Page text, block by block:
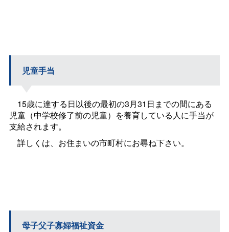
児童手当
15歳に達する日以後の最初の3月31日までの間にある
児童（中学校修了前の児童）を養育している人に手当が
支給されます。
詳しくは、お住まいの市町村にお尋ね下さい。
母子父子寡婦福祉資金